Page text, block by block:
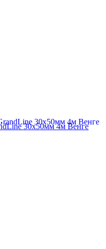
30х50мм 4м Венге